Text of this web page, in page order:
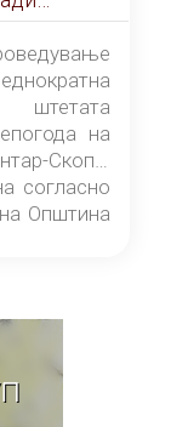
на
Скопје
согласно
Општина